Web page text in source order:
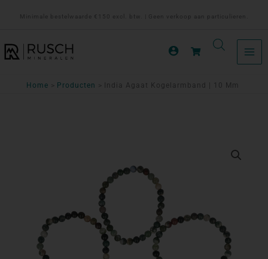
inhoud
Minimale bestelwaarde €150 excl. btw. | Geen verkoop aan particulieren.
Home Producten India Agaat Kogelarmband | 10 Mm